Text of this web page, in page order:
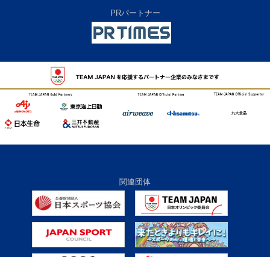
PRパートナー
関連団体